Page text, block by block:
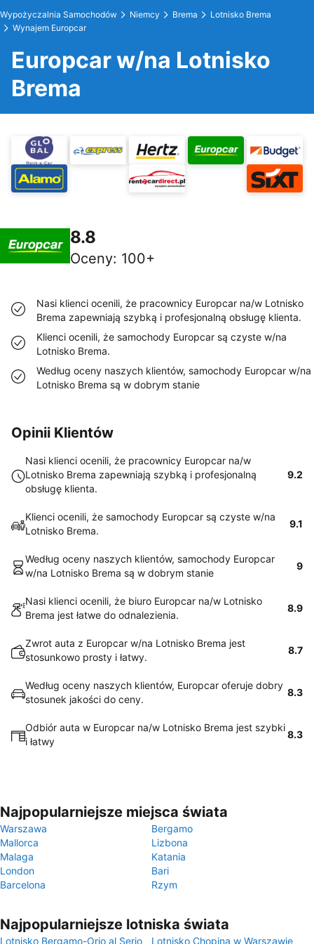
Wypożyczalnia Samochodów Niemcy Brema
Lotnisko Brema
Wynajem Europcar
Europcar w/na Lotnisko
Brema
8.8
Oceny: 100+
Nasi klienci ocenili, że pracownicy Europcar na/w Lotnisko
Brema zapewniają szybką i profesjonalną obsługę klienta.
Klienci ocenili, że samochody Europcar są czyste w/na
Lotnisko Brema.
Według oceny naszych klientów, samochody Europcar w/na
Lotnisko Brema są w dobrym stanie
Opinii Klientów
Nasi klienci ocenili, że pracownicy Europcar na/w
Lotnisko Brema zapewniają szybką i profesjonalną
obsługę klienta.
9.2
Klienci ocenili, że samochody Europcar są czyste w/na
Lotnisko Brema.
9.1
Według oceny naszych klientów, samochody Europcar
w/na Lotnisko Brema są w dobrym stanie
9
Nasi klienci ocenili, że biuro Europcar na/w Lotnisko
Brema jest łatwe do odnalezienia.
8.9
Zwrot auta z Europcar w/na Lotnisko Brema jest
stosunkowo prosty i łatwy.
8.7
Według oceny naszych klientów, Europcar oferuje dobry
stosunek jakości do ceny.
8.3
Odbiór auta w Europcar na/w Lotnisko Brema jest szybki
i łatwy
8.3
Najpopularniejsze miejsca świata
Warszawa
Bergamo
Mallorca
Lizbona
Malaga
Katania
London
Bari
Barcelona
Rzym
Najpopularniejsze lotniska świata
Lotnisko Bergamo-Orio al Serio Lotnisko Chopina w Warszawie